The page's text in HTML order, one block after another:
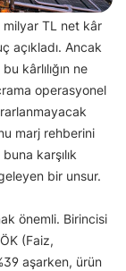
milyar TL net kâr
açıkladı. Ancak
kârlılığın ne
operasyonel
marj rehberini
karşılık
bir unsur.
önemli. Birincisi
(Faiz,
aşarken, ürün